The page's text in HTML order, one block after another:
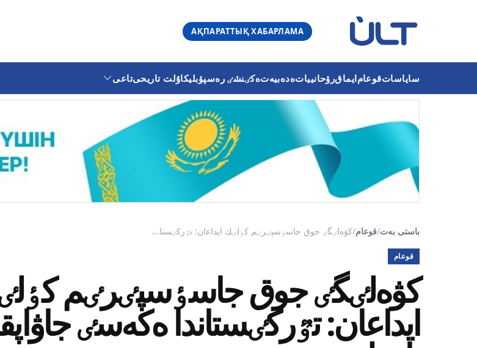
АҚПАРАТТЫҚ ХАБАРЛАМА
ساياساتقوعامايماقرۋحانيياتەدەبيەتەكٸنشٸ رەسپۋبليكاۇلت تاريحىتاعى
باستى بەت/قوعام/كۋەلٸگٸ جوق جاسٶسپٸرٸم كٶلٸك ايداعان: تٷركٸستا...
قوعام
كۋەلٸگٸ جوق جاسٶسپٸرٸم
ايداعان: تٷركٸستاندا ەكەسٸ